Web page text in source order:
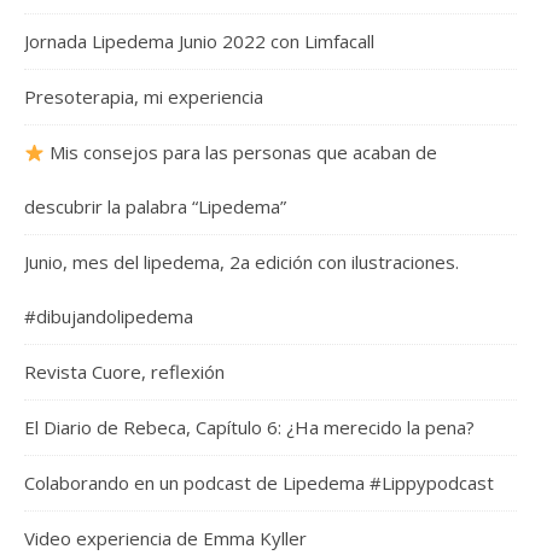
Jornada Lipedema Junio 2022 con Limfacall
Presoterapia, mi experiencia
Mis consejos para las personas que acaban de
descubrir la palabra “Lipedema”
Junio, mes del lipedema, 2a edición con ilustraciones.
#dibujandolipedema
Revista Cuore, reflexión
El Diario de Rebeca, Capítulo 6: ¿Ha merecido la pena?
Colaborando en un podcast de Lipedema #Lippypodcast
Video experiencia de Emma Kyller